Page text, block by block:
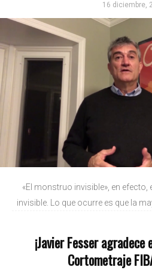
16 diciembre,
«El monstruo invisible», en efecto,
invisible. Lo que ocurre es que la
¡Javier Fesser
Cortometraje